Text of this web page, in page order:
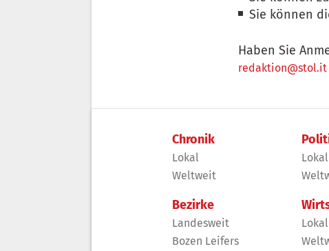
Sie können
Haben Sie
redaktion@stol.it
Chronik
Lokal
Weltweit
Bezirke
Landesweit
Bozen Leifers
Lokal
Lokal